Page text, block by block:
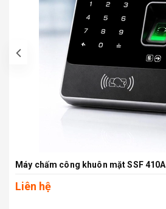
Máy chấm công khuôn mặt SSF 410A
Liên hệ